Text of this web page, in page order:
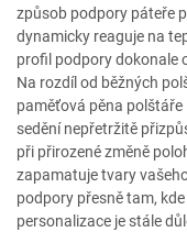
způsob podpory páteře
dynamicky reaguje na
profil podpory dokonale
Na rozdíl od běžných
paměťová pěna polštáře
sedění nepřetržitě
při přirozené změně
zapamatuje tvary
podpory přesně tam,
personalizace je stále